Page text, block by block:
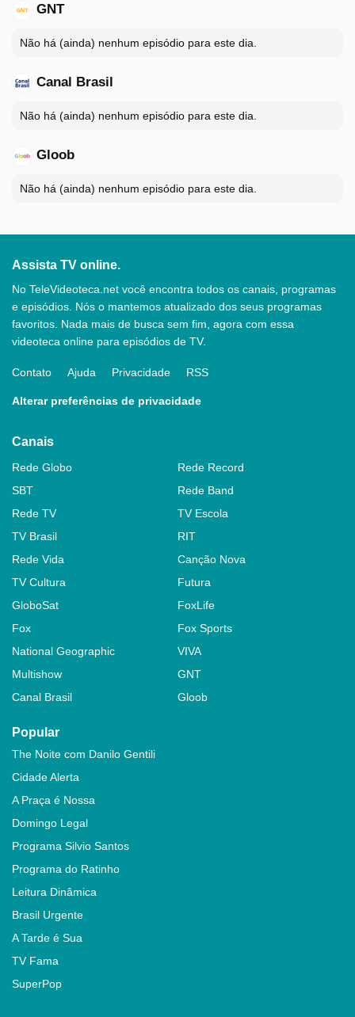
GNT
Não há (ainda) nenhum episódio para este dia.
Canal Brasil
Não há (ainda) nenhum episódio para este dia.
Gloob
Não há (ainda) nenhum episódio para este dia.
Assista TV online.
No TeleVideoteca.net você encontra todos os canais, programas
e episódios. Nós o mantemos atualizado dos seus programas
favoritos. Nada mais de busca sem fim, agora com essa
videoteca online para episódios de TV.
Contato Ajuda Privacidade RSS
Alterar preferências de privacidade
Canais
Rede Globo
Rede Record
SBT
Rede Band
Rede TV
TV Escola
TV Brasil
RIT
Rede Vida
Canção Nova
TV Cultura
Futura
GloboSat
FoxLife
Fox
Fox Sports
National Geographic
VIVA
Multishow
GNT
Canal Brasil
Gloob
Popular
The Noite com Danilo Gentili
Cidade Alerta
A Praça é Nossa
Domingo Legal
Programa Silvio Santos
Programa do Ratinho
Leitura Dinâmica
Brasil Urgente
A Tarde é Sua
TV Fama
SuperPop